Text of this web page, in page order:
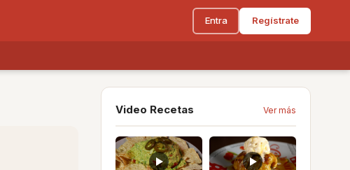
Entra Regístrate
Video Recetas Ver más